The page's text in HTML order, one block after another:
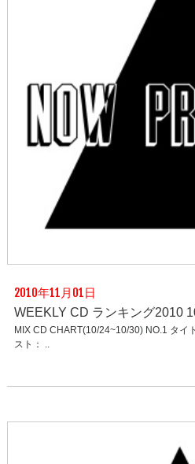
2010年11月01日
WEEKLY CD ランキング2010
MIX CD CHART(10/24~10/30) NO.1
スト： ..